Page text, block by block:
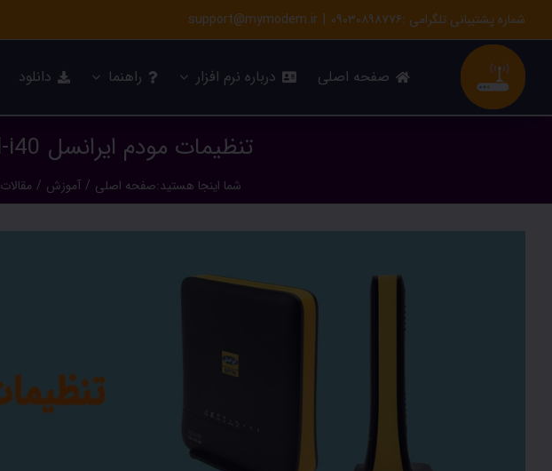
to
content
شماره پشتیبانی تلگرامی :۰۹۰۳۰۸۹۸۷۷۶ |
support@mymodem.ir
صفحه اصلی درباره نرم افزار راهنما دانلود
تنظیمات مودم ایرانسل td-i40 در ۵ قدم – راهنمای جامع [بهار ۹۹]
شما اینجا هستید:صفحه اصلی / آموزش / مقالات